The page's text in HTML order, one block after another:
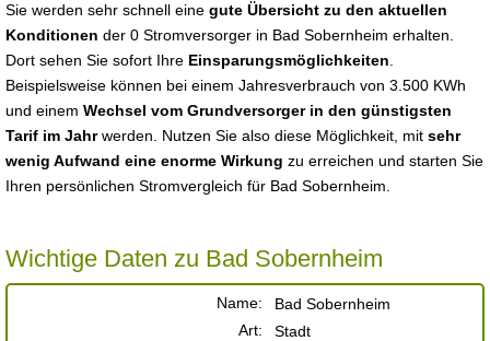
Sie werden sehr schnell eine gute Übersicht zu den aktuellen
Konditionen der 0 Stromversorger in Bad Sobernheim erhalten.
Dort sehen Sie sofort Ihre Einsparungsmöglichkeiten
Beispielsweise können bei einem Jahresverbrauch von 3.500 KWh
und einem Wechsel vom Grundversorger in den günstigsten
Tarif im Jahrwerden. Nutzen Sie also diese Möglichkeit, mit sehr
wenig Aufwand eine enorme Wirkung zu erreichen und starten Sie
Ihren persönlichen Stromvergleich für Bad Sobernheim.
Wichtige Daten zu Bad Sobernheim
Name:
Bad Sobernheim
Art:
Stadt